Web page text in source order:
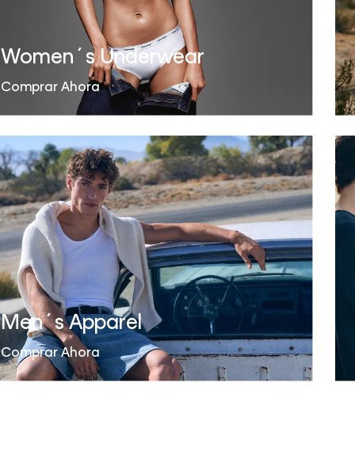
Women´s Underwear
Comprar Ahora
Men´s Apparel
Comprar Ahora